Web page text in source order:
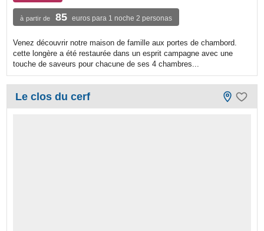
à partir de 85 euros para 1 noche 2 personas
Venez découvrir notre maison de famille aux portes de chambord.
cette longère a été restaurée dans un esprit campagne avec une
touche de saveurs pour chacune de ses 4 chambres...
Le clos du cerf